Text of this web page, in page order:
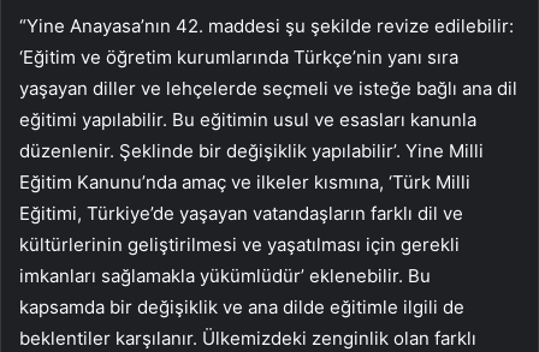
“Yine Anayasa’nın 42. maddesi şu şekilde revize edilebilir:
‘Eğitim ve öğretim kurumlarında Türkçe’nin yanı sıra
yaşayan diller ve lehçelerde seçmeli ve isteğe bağlı ana dil
eğitimi yapılabilir. Bu eğitimin usul ve esasları kanunla
düzenlenir. Şeklinde bir değişiklik yapılabilir’. Yine Milli
Eğitim Kanunu’nda amaç ve ilkeler kısmına, ‘Türk Milli
Eğitimi, Türkiye’de yaşayan vatandaşların farklı dil ve
kültürlerinin geliştirilmesi ve yaşatılması için gerekli
imkanları sağlamakla yükümlüdür’ eklenebilir. Bu
kapsamda bir değişiklik ve ana dilde eğitimle ilgili de
beklentiler karşılanır. Ülkemizdeki zenginlik olan farklı